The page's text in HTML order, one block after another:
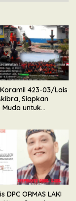
423-03/Lais
Siapkan
Muda untuk
DPC ORMAS LAKI